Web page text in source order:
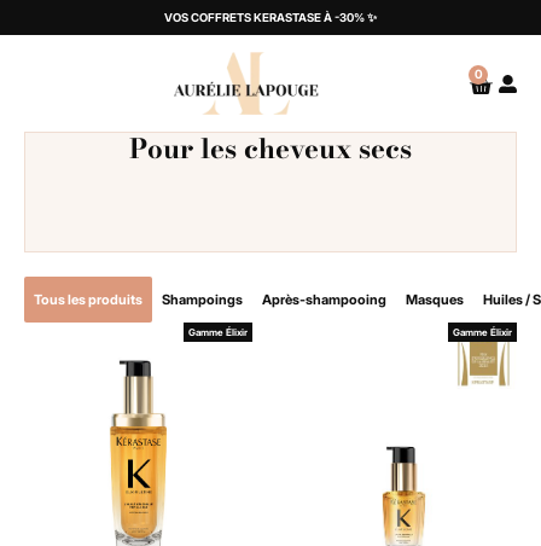
VOS COFFRETS KERASTASE À -30% ✨
0
Pour les cheveux secs
Shampoings Après-shampooing Masques Huiles /
Tous les produits
Gamme Élixir Gamme Élixir